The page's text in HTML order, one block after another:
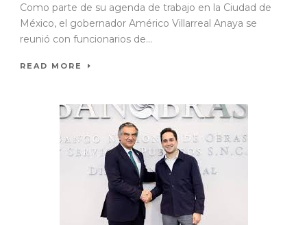
Como parte de su agenda de trabajo en la Ciudad de
México, el gobernador Américo Villarreal Anaya se
reunió con funcionarios de...
READ MORE